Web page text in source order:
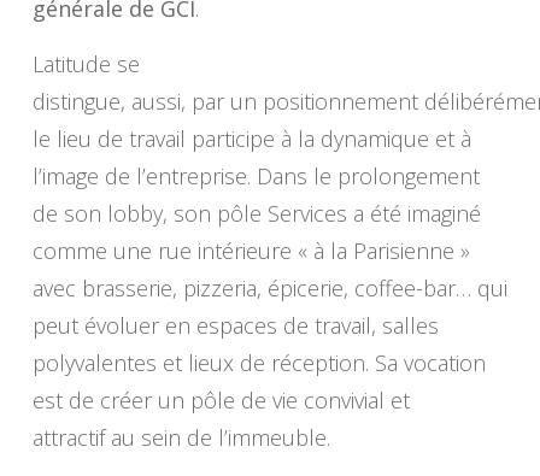
générale de GCI.
Latitude se
distingue, aussi, par un positionnement
le lieu de travail participe à la dynamique et à
l’image de l’entreprise. Dans le prolongement
de son lobby, son pôle Services a été imaginé
comme une rue intérieure « à la Parisienne »
avec brasserie, pizzeria, épicerie, coffee-bar… qui
peut évoluer en espaces de travail, salles
polyvalentes et lieux de réception. Sa vocation
est de créer un pôle de vie convivial et
attractif au sein de l’immeuble.